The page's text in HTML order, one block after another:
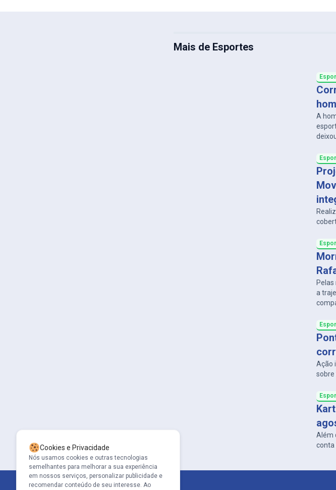
Mais de Esportes
A
a
Ação
sobre
Além
conta
Cookies e Privacidade
Nós usamos cookies e outras tecnologias
semelhantes para melhorar a sua experiência
em nossos serviços, personalizar publicidade e
recomendar conteúdo de seu interesse. Ao